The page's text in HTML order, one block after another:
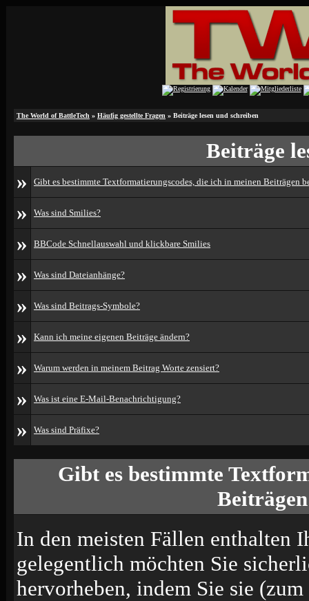
The World of BattleTech » Häufig gestellte Fragen » Beiträge lesen und schreiben
Beiträge
»
Gibt es bestimmte Textformatierungscodes, die ich in meinen Beiträgen
» Was sind Smilies?
» BBCode Schnellauswahl und klickbare Smilies
» Was sind Dateianhänge?
» Was sind Beitrags-Symbole?
» Kann ich meine eigenen Beiträge ändern?
» Warum werden in meinem Beitrag Worte zensiert?
» Was ist eine E-Mail-Benachrichtigung?
» Was sind Präfixe?
Gibt es bestimmte
In den meisten Fällen enthalten
gelegentlich möchten Sie
hervorheben, indem Sie sie